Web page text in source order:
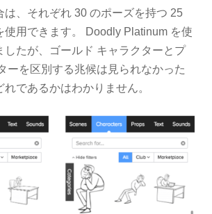
は、それぞれ 30 のポーズを持つ 25
使用できます。 Doodly Platinum を使
したが、ゴールド キャラクターとプ
ーを区別する兆候は見られなかった
であるかはわかりません。